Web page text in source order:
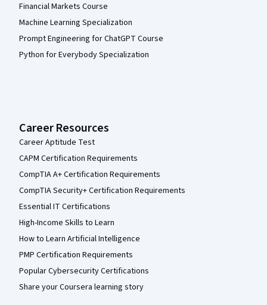
Financial Markets Course
Machine Learning Specialization
Prompt Engineering for ChatGPT Course
Python for Everybody Specialization
Career Resources
Career Aptitude Test
CAPM Certification Requirements
CompTIA A+ Certification Requirements
CompTIA Security+ Certification Requirements
Essential IT Certifications
High-Income Skills to Learn
How to Learn Artificial Intelligence
PMP Certification Requirements
Popular Cybersecurity Certifications
Share your Coursera learning story